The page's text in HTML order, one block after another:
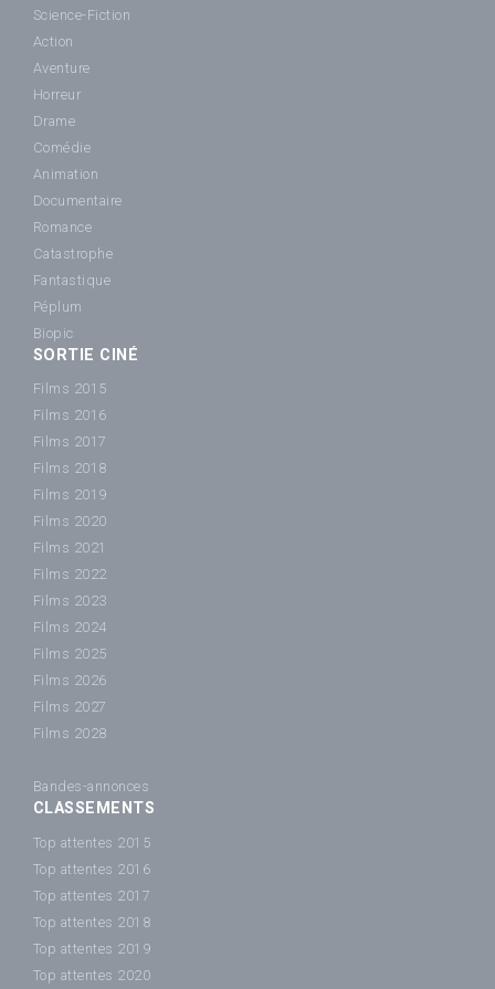
Science-Fiction
Action
Aventure
Horreur
Drame
Comédie
Animation
Documentaire
Romance
Catastrophe
Fantastique
Péplum
Biopic
SORTIE CINÉ
Films 2015
Films 2016
Films 2017
Films 2018
Films 2019
Films 2020
Films 2021
Films 2022
Films 2023
Films 2024
Films 2025
Films 2026
Films 2027
Films 2028
Bandes-annonces
CLASSEMENTS
Top attentes 2015
Top attentes 2016
Top attentes 2017
Top attentes 2018
Top attentes 2019
Top attentes 2020